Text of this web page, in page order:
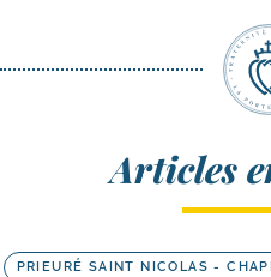
Articles
PRIEURÉ SAINT NICOLAS -